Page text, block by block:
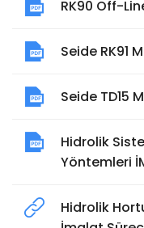
RK90 Off-
Seide RK91
Seide TD15
Hidrolik
Yöntemleri
Hidrolik